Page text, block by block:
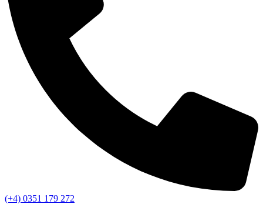
(+4) 0351 179 272